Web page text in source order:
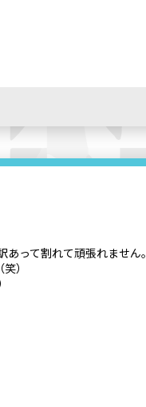
って割れて頑張れません。
）